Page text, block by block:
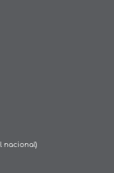
nacional)